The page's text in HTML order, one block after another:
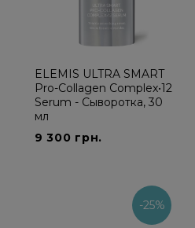
ELEMIS ULTRA SMART
Pro-Collagen Complex•12
Serum - Сыворотка, 30
мл
9 300 грн.
-25%